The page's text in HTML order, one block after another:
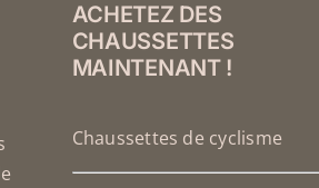
ACHETEZ DES
CHAUSSETTES
MAINTENANT !
Chaussettes de cyclisme